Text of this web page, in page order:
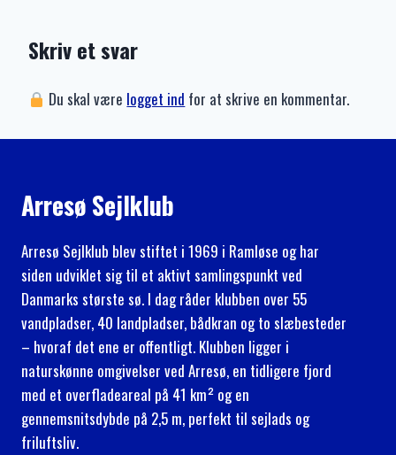
Skriv et svar
Du skal være logget ind for at skrive en kommentar.
Arresø Sejlklub
Arresø Sejlklub blev stiftet i 1969 i Ramløse og har
siden udviklet sig til et aktivt samlingspunkt ved
Danmarks største sø. I dag råder klubben over 55
vandpladser, 40 landpladser, bådkran og to slæbesteder
– hvoraf det ene er offentligt. Klubben ligger i
naturskønne omgivelser ved Arresø, en tidligere fjord
med et overfladeareal på 41 km² og en
gennemsnitsdybde på 2,5 m, perfekt til sejlads og
friluftsliv.